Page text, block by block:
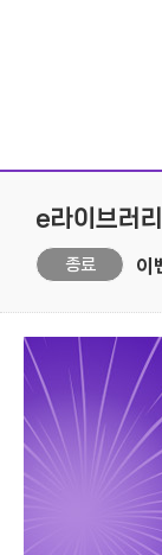
e라이브러
이